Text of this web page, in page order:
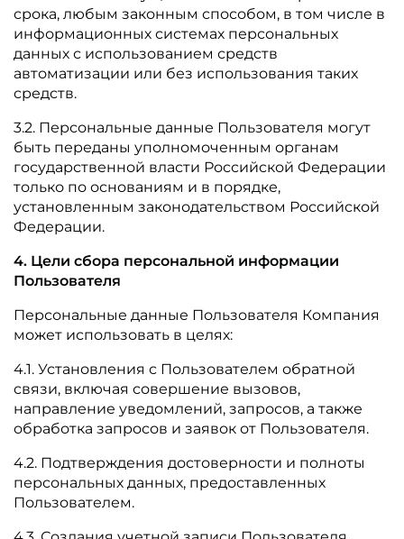
срока, любым законным способом, в том числе в
информационных системах персональных
данных с использованием средств
автоматизации или без использования таких
средств.
3.2. Персональные данные Пользователя могут
быть переданы уполномоченным органам
государственной власти Российской Федерации
только по основаниям и в порядке,
установленным законодательством Российской
Федерации.
4. Цели сбора персональной информации
Пользователя
Персональные данные Пользователя Компания
может использовать в целях:
4.1. Установления с Пользователем обратной
связи, включая совершение вызовов,
направление уведомлений, запросов, а также
обработка запросов и заявок от Пользователя.
4.2. Подтверждения достоверности и полноты
персональных данных, предоставленных
Пользователем.